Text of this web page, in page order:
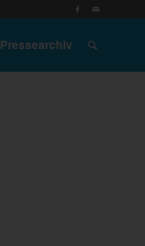
Pressearchiv